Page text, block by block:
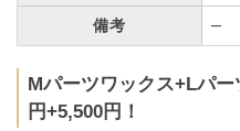
備考 –
Mパーツワックス+Lパ
円+5,500円！